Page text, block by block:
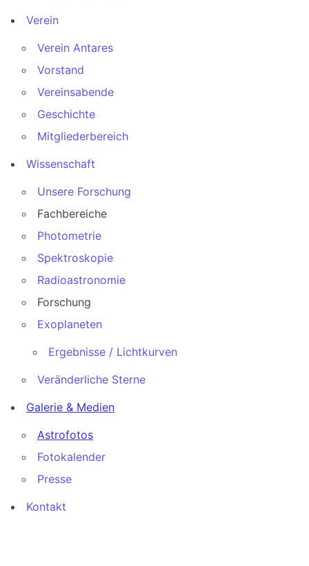
Verein
Verein Antares
Vorstand
Vereinsabende
Geschichte
Mitgliederbereich
Wissenschaft
Unsere Forschung
Fachbereiche
Photometrie
Spektroskopie
Radioastronomie
Forschung
Exoplaneten
Ergebnisse / Lichtkurven
Veränderliche Sterne
Galerie & Medien
Astrofotos
Fotokalender
Presse
Kontakt